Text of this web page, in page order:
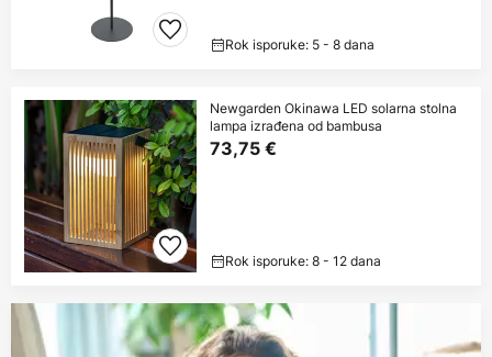
Rok isporuke: 5 - 8 dana
Newgarden Okinawa LED solarna stolna
lampa izrađena od bambusa
73,75 €
Rok isporuke: 8 - 12 dana